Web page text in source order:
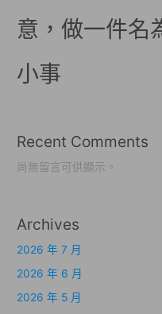
意，做一件名
小事
Recent Comments
尚無留言可供顯示。
Archives
2026 年 7 月
2026 年 6 月
2026 年 5 月